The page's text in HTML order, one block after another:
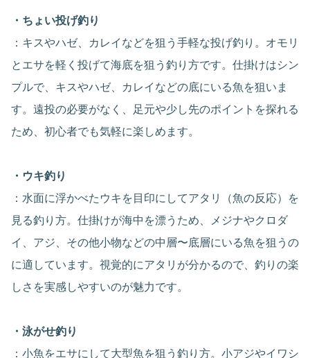
・ちょい投げ釣り
：キスやハゼ、カレイなどを狙う手軽な投げ釣り。オモリ
とエサを軽く投げて海底を狙う釣り方です。仕掛けはシン
プルで、キスやハゼ、カレイなどの底にいる魚を狙いま
す。遠投の必要がなく、足元や少し先のポイントを探れる
ため、初心者でも気軽に楽しめます。
・ウキ釣り
：水面に浮かべたウキを目印にしてアタリ（魚の反応）を
見る釣り方。仕掛けが海中を漂うため、メジナやクロダ
イ、アジ、その他小物などの中層〜底層にいる魚を狙うの
に適しています。視覚的にアタリが分かるので、釣りの楽
しさを実感しやすいのが魅力です。
・泳がせ釣り
：小魚をエサにして大型魚を狙う釣り方。小アジやイワシ